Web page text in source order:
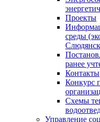
Проекты
среды
ранее
Контакты
Конкурс
Схемы
Управление